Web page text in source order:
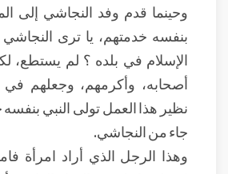
وحينما قدم وفد النجاشي إلى
بنفسه خدمتهم، يا ترى
الإسلام في بلده ؟ لم يستطع،
أصحابه، وأكرمهم، وجعلهم في
نظير هذا العمل تولى النبي
جاء من النجاشي.
وهذا الرجل الذي أراد امرأة